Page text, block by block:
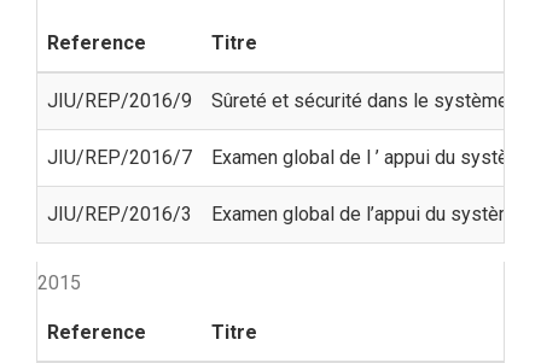
Reference Titre
JIU/REP/2016/9 Sûreté et sécurité dans le système
JIU/REP/2016/7 Examen global de l ’ appui du
JIU/REP/2016/3 Examen global de l’appui du
2015
Reference Titre